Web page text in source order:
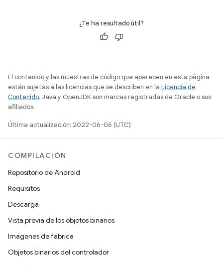
¿Te ha resultado útil?
El contenido y las muestras de código que aparecen en esta página
están sujetas a las licencias que se describen en la Licencia de
Contenido. Java y OpenJDK son marcas registradas de Oracle o sus
afiliados.
Última actualización: 2022-06-06 (UTC)
COMPILACIÓN
Repositorio de Android
Requisitos
Descarga
Vista previa de los objetos binarios
Imágenes de fábrica
Objetos binarios del controlador